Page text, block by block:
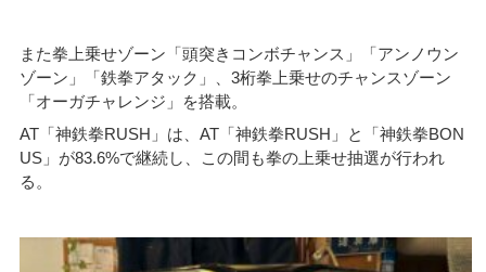
また拳上乗せゾーン「頭突きコンボチャンス」「アンノウン
ゾーン」「鉄拳アタック」、3桁拳上乗せのチャンスゾーン
「オーガチャレンジ」を搭載。
AT「神鉄拳RUSH」は、AT「神鉄拳RUSH」と「神鉄拳BON
US」が83.6%で継続し、この間も拳の上乗せ抽選が行われ
る。